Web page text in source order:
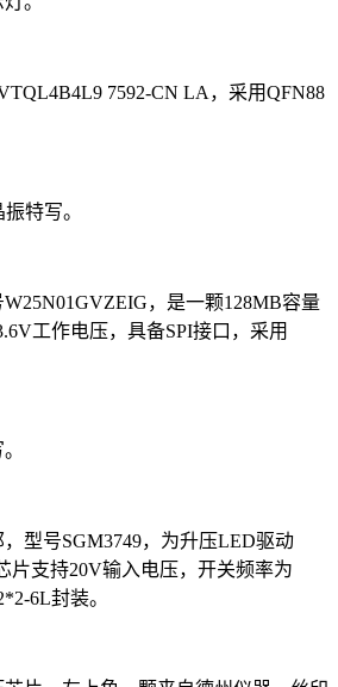
7592-CN LA，采用QFN88
特写。
，是一颗128MB容量
工作电压，具备SPI接口，采用
型号SGM3749，为升压LED驱动
片支持20V输入电压，开关频率为
6L封装。